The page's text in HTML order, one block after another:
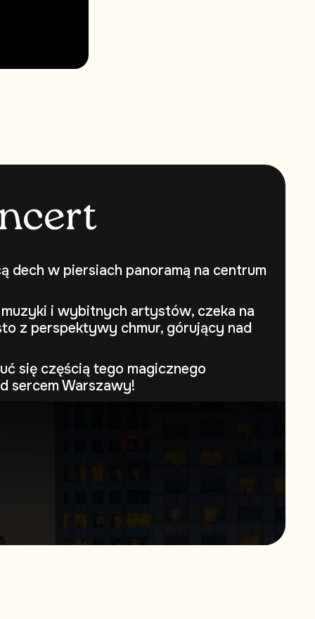
ncert
dech w piersiach panoramą na centrum
i wybitnych artystów, czeka na
z perspektywy chmur, górujący nad
się częścią tego magicznego
sercem Warszawy!